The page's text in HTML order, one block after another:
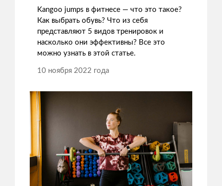
Kangoo jumps в фитнесе — что это такое?
Как выбрать обувь? Что из себя
представляют 5 видов тренировок и
насколько они эффективны? Все это
можно узнать в этой статье.
10 ноября 2022 года